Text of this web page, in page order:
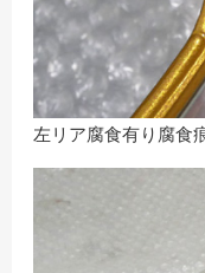
左リア腐食有り腐食